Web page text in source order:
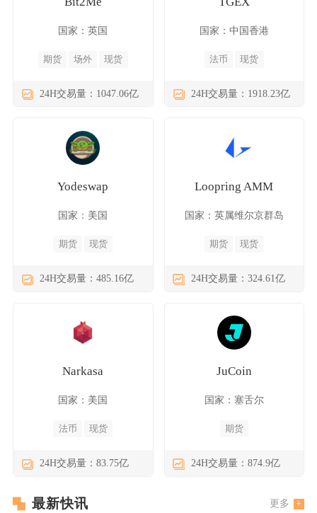
国家：英国
期货 场外 现货
24H交易量：1047.06亿
国家：中国香港
法币 现货
24H交易量：1918.23亿
Yodeswap
国家：美国
期货 现货
24H交易量：485.16亿
Loopring AMM
国家：英属维尔京群岛
期货 现货
24H交易量：324.61亿
Narkasa
国家：美国
法币 现货
24H交易量：83.75亿
JuCoin
国家：塞舌尔
期货
24H交易量：874.9亿
最新快讯 更多